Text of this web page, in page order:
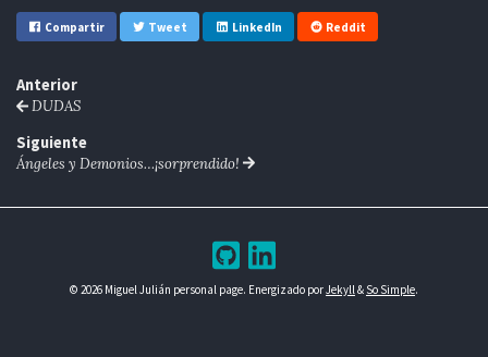
Compartir Tweet LinkedIn Reddit
Anterior
DUDAS
Siguiente
Ángeles y Demonios…¡sorprendido!
© 2026 Miguel Julián personal page. Energizado porJekyll& So Simple.